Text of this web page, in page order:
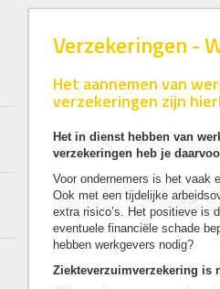
Verzekeringen -
Het aannemen van
verzekeringen zijn
Het in dienst hebben van
verzekeringen heb je
Voor ondernemers is het vaak
Ook met een tijdelijke
extra risico’s. Het positieve is
eventuele financiële schade
hebben werkgevers nodig?
Ziekteverzuimverzekering is